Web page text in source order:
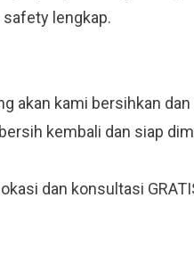
lengkap.
akan kami bersihkan
kembali dan siap
dan konsultasi